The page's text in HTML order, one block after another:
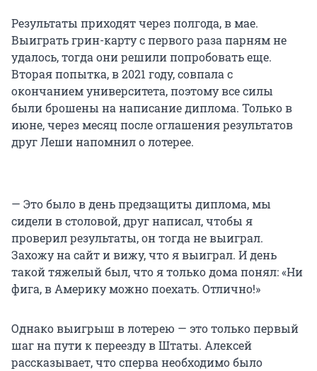
Результаты приходят через полгода, в мае.
Выиграть грин-карту с первого раза парням не
удалось, тогда они решили попробовать еще.
Вторая попытка, в 2021 году, совпала с
окончанием университета, поэтому все силы
были брошены на написание диплома. Только в
июне, через месяц после оглашения результатов
друг Леши напомнил о лотерее.
— Это было в день предзащиты диплома, мы
сидели в столовой, друг написал, чтобы я
проверил результаты, он тогда не выиграл.
Захожу на сайт и вижу, что я выиграл. И день
такой тяжелый был, что я только дома понял: «Ни
фига, в Америку можно поехать. Отлично!»
Однако выигрыш в лотерею — это только первый
шаг на пути к переезду в Штаты. Алексей
рассказывает, что сперва необходимо было